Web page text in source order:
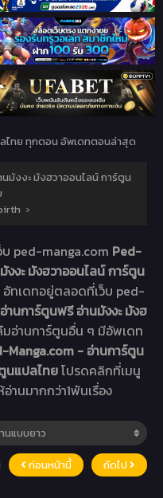
ไทย ทุกตอน อัพเดทตอนล่าสุด
มังงะ มังฮวาออนไลน์ การ์ตูน
›
บ ped-manga.com Ped-
งะ มังฮวาออนไลน์ การ์ตูน
อัทเดทอยู่ตลอดที่เว็บ ped-
นการ์ตูนฟรี อ่านมังงะ มังฮ
มอ่านการ์ตูนอื่น ๆ มีอัพเดท
Manga.com - อ่านการ์ตูน
นแปลไทยโปรดคลิกที่เมนู
านมากกว่า1พันเรื่อง
ก่อนหน้านี้ ถัดไป